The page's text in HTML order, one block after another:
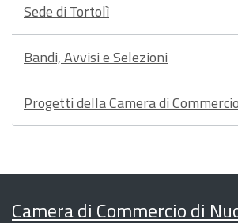
Sede di Tortolì
Bandi, Avvisi e Selezioni
Progetti della Camera di Commercio
Camera di Commercio di